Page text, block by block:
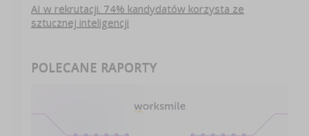
AI w rekrutacji. 74% kandydatów korzysta ze
sztucznej inteligencji
POLECANE RAPORTY